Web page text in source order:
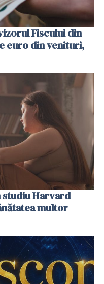
Fiscului din
euro din venituri,
studiu Harvard
multor